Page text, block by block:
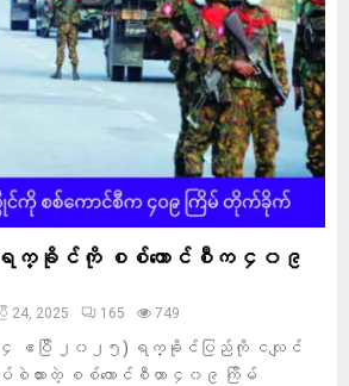
ရက္ခိုင်ကို စစ်ကောင်စီက ၄၀၉
24, 2025 165 749
ဧပြီ ၂၀၂၅) ရက္ခိုင်ပြည်ကို ငလျင်
ထားတဲ့ စစ်ကောင်စီဟာ ၄၀၉ ကြိမ်